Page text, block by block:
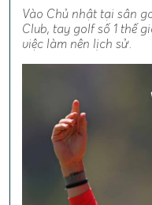
Vào Chủ nhật tại sân
Club, tay golf số 1 thế
việc làm nên lịch sử.